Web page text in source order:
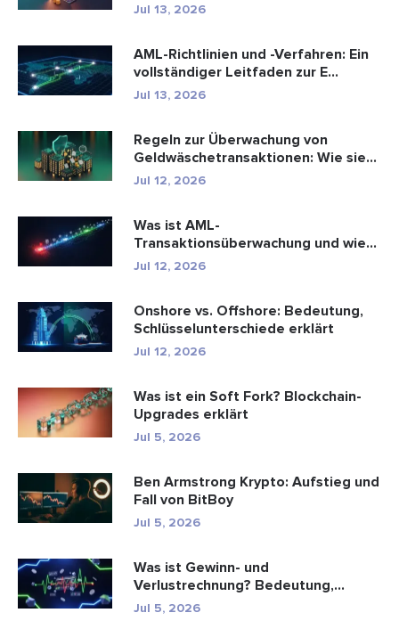
Jul 13, 2026
AML-Richtlinien und -Verfahren: Ein
vollständiger Leitfaden zur E...
Jul 13, 2026
Regeln zur Überwachung von
Geldwäschetransaktionen: Wie sie
Fina...
Jul 12, 2026
Was ist AML-
Transaktionsüberwachung und wie
funktioniert sie?
Jul 12, 2026
Onshore vs. Offshore: Bedeutung,
Schlüsselunterschiede erklärt
Jul 12, 2026
Was ist ein Soft Fork? Blockchain-
Upgrades erklärt
Jul 5, 2026
Ben Armstrong Krypto: Aufstieg und
Fall von BitBoy
Jul 5, 2026
Was ist Gewinn- und
Verlustrechnung? Bedeutung,
Formel und Berechn...
Jul 5, 2026